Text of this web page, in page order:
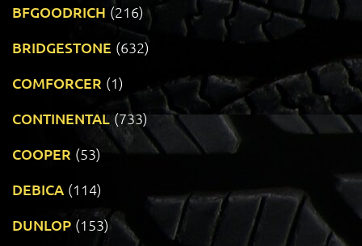
BFGOODRICH (216)
BRIDGESTONE (632)
COMFORCER (1)
CONTINENTAL (733)
COOPER (53)
DEBICA (114)
DUNLOP (153)